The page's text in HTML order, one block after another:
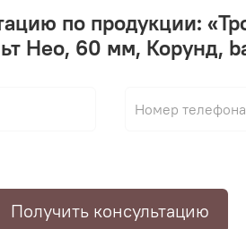
по продукции:
Нео, 60 мм, Корунд,
Получить консультацию